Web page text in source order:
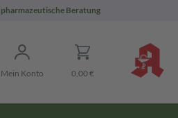
pharmazeutische Beratung
Mein Konto 0,00 €